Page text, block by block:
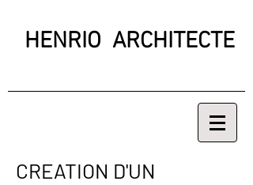
HENRIO ARCHITECTE
CREATION D'UN